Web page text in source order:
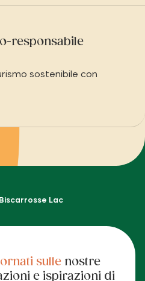
responsabile
sostenibile con
Biscarrosse Lac
sullenostre
e ispirazioni di